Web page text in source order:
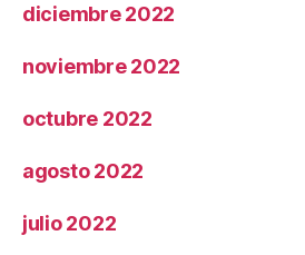
diciembre 2022
noviembre 2022
octubre 2022
agosto 2022
julio 2022